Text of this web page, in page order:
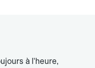
à l'heure,